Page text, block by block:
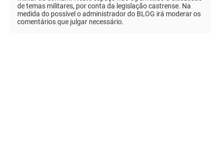
de temas militares, por conta da legislação castrense. Na
medida do possível o administrador do BLOG irá moderar os
comentários que julgar necessário.